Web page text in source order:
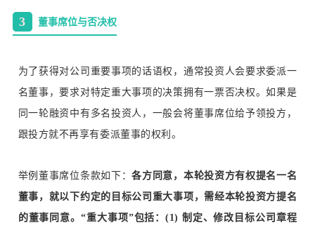
3 董事席位与否决权
为了获得对公司重要事项的话语权，通常投资人会要求委派一
名董事，要求对特定重大事项的决策拥有一票否决权。如果是
同一轮融资中有多名投资人，一般会将董事席位给予领投方，
跟投方就不再享有委派董事的权利。
举例董事席位条款如下：各方同意，本轮投资方有权提名一名
董事，就以下约定的目标公司重大事项，需经本轮投资方提名
的董事同意。“重大事项”包括：(1) 制定、修改目标公司章程